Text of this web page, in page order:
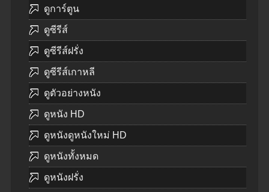
ดูการ์ตูน
ดูซีรีส์
ดูซีรีส์ฝรั่ง
ดูซีรีส์เกาหลี
ดูตัวอย่างหนัง
ดูหนัง HD
ดูหนังดูหนังใหม่ HD
ดูหนังทั้งหมด
ดูหนังฝรั่ง